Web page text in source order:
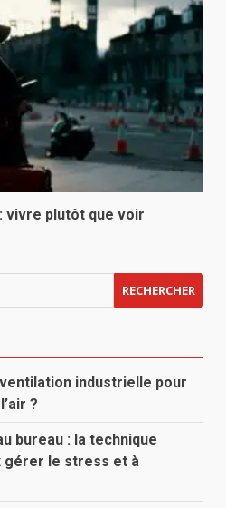
vivre plutôt que voir
industrielle pour
?
bureau : la technique
gérer le stress et à